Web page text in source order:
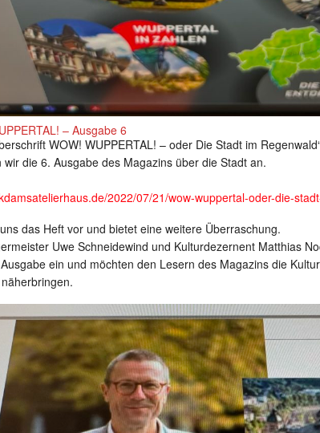
– Ausgabe 6
WOW! WUPPERTAL! – oder Die Stadt im
wir die 6. Ausgabe des Magazins über die Stadt an.
2022/07/21/wow-wuppertal-oder-die-
das Heft vor und bietet eine weitere Überraschung.
Uwe Schneidewind und Kulturdezernent Matthias
ein und möchten den Lesern des Magazins die